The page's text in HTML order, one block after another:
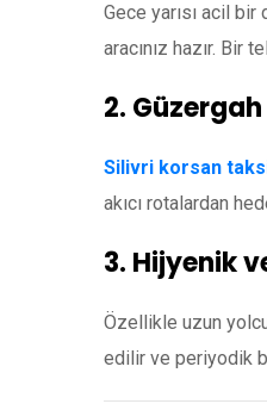
Gece yarısı acil bir
aracınız hazır. Bir
2.
Silivri korsan
akıcı rotalardan
3. Hijyenik
Özellikle uzun
edilir ve periyodik